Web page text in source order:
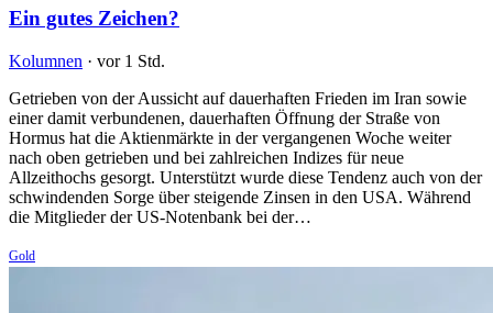
Ein gutes Zeichen?
Kolumnen · vor 1 Std.
Getrieben von der Aussicht auf dauerhaften Frieden im Iran sowie
einer damit verbundenen, dauerhaften Öffnung der Straße von
Hormus hat die Aktienmärkte in der vergangenen Woche weiter
nach oben getrieben und bei zahlreichen Indizes für neue
Allzeithochs gesorgt. Unterstützt wurde diese Tendenz auch von der
schwindenden Sorge über steigende Zinsen in den USA. Während
die Mitglieder der US-Notenbank bei der…
Gold